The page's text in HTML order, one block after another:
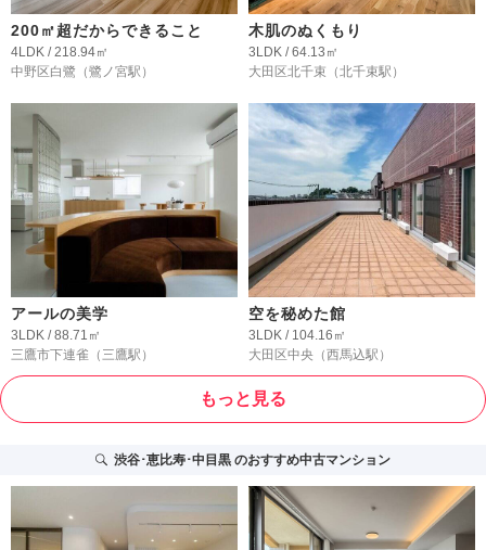
200㎡超だからできること
4LDK / 218.94㎡
中野区白鷺 （鷺ノ宮駅）
木肌のぬくもり
3LDK / 64.13㎡
大田区北千束 （北千束駅）
アールの美学
3LDK / 88.71㎡
三鷹市下連雀 （三鷹駅）
空を秘めた館
3LDK / 104.16㎡
大田区中央 （西馬込駅）
もっと見る
渋谷･恵比寿･中目黒のおすすめ中古マンション